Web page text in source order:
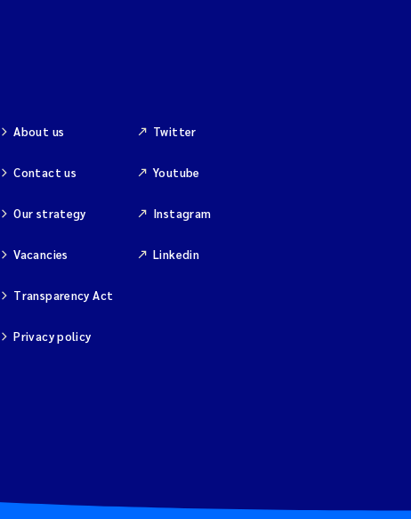
About us
Contact us
Our strategy
Vacancies
Transparency Act
Privacy policy
Twitter
Youtube
Instagram
Linkedin